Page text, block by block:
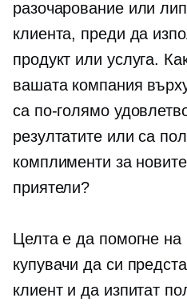
разочарование или
клиента, преди да
продукт или услуга.
вашата компания
са по-голямо
резултатите или са
комплименти за
приятели?
Целта е да помогне на
купувачи да си
клиент и да изпитат